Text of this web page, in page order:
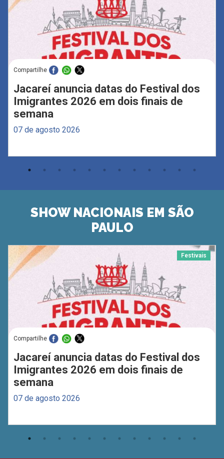
Compartilhe
Jacareí anuncia datas do Festival dos
Imigrantes 2026 em dois finais de
semana
07 de agosto 2026
SHOW NACIONAIS EM SÃO
PAULO
Festivais
Compartilhe
Jacareí anuncia datas do Festival dos
Imigrantes 2026 em dois finais de
semana
07 de agosto 2026